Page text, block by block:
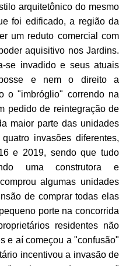
arquitetônico do mesmo
foi edificado, a região da
um reduto comercial com
aquisitivo nos Jardins.
se invadido e seus atuais
e nem o direito a
o "imbróglio" correndo na
pedido de reintegração de
maior parte das unidades
invasões diferentes,
e 2019, sendo que tudo
uma construtora e
algumas unidades
de comprar todas elas
porte na concorrida
residentes não
e aí começou a "confusão"
incentivou a invasão de